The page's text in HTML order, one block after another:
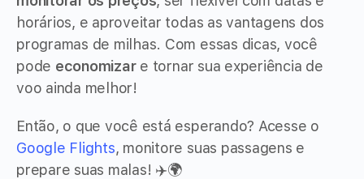
horários, e aproveitar todas as vantagens dos
programas de milhas. Com essas dicas, você
pode economizare tornar sua experiência de
voo ainda melhor!
Então, o que você está esperando? Acesse o
Google Flights, monitore suas passagens e
prepare suas malas! ✈️🌍